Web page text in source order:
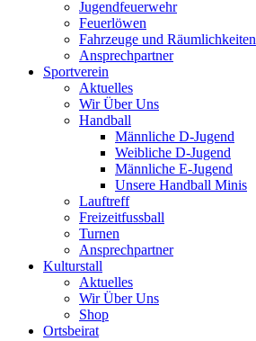
Jugendfeuerwehr
Feuerlöwen
Fahrzeuge und Räumlichkeiten
Ansprechpartner
Sportverein
Aktuelles
Wir Über Uns
Handball
Männliche D-Jugend
Weibliche D-Jugend
Männliche E-Jugend
Unsere Handball Minis
Lauftreff
Freizeitfussball
Turnen
Ansprechpartner
Kulturstall
Aktuelles
Wir Über Uns
Shop
Ortsbeirat